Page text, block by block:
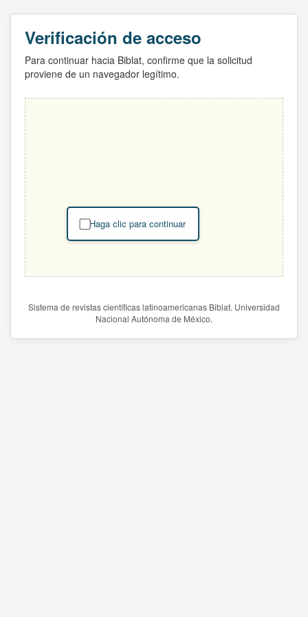
Verificación de acceso
Para continuar hacia Biblat, confirme que la solicitud
proviene de un navegador legítimo.
Haga clic para continuar
Sistema de revistas científicas latinoamericanas Biblat. Universidad
Nacional Autónoma de México.